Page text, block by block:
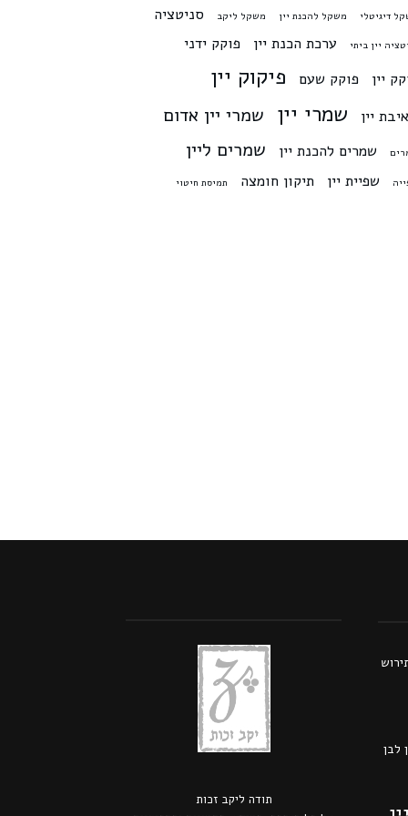
דיגיטלי משקל להכנת יין משקל ליקב סניטציה
יין ביתי ערכת הכנת יין
פוקק ידני
יין
פוקק שעם פיקוק יין
יין שמרי יין שמרי יין אדום
שמרים להכנת יין שמרים ליין
שפיית יין תיקון חומצה תמיסת חיטוי
לבן
תודה ליקב זכות